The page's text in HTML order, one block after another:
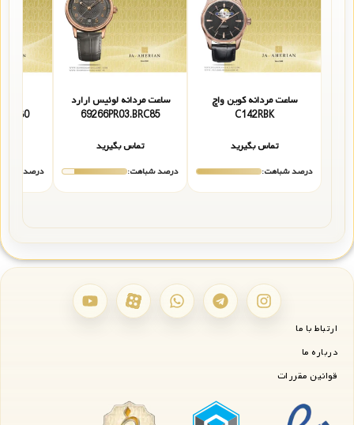
ساعت مردانه کوین واچ
C142RBK
تماس بگیرید
درصد شباهت:
ساعت مردانه لوئیس ارارد
69266PR03.BRC85
تماس بگیرید
درصد شباهت:
درصد
ارتباط با ما
درباره ما
قوانین مقررات